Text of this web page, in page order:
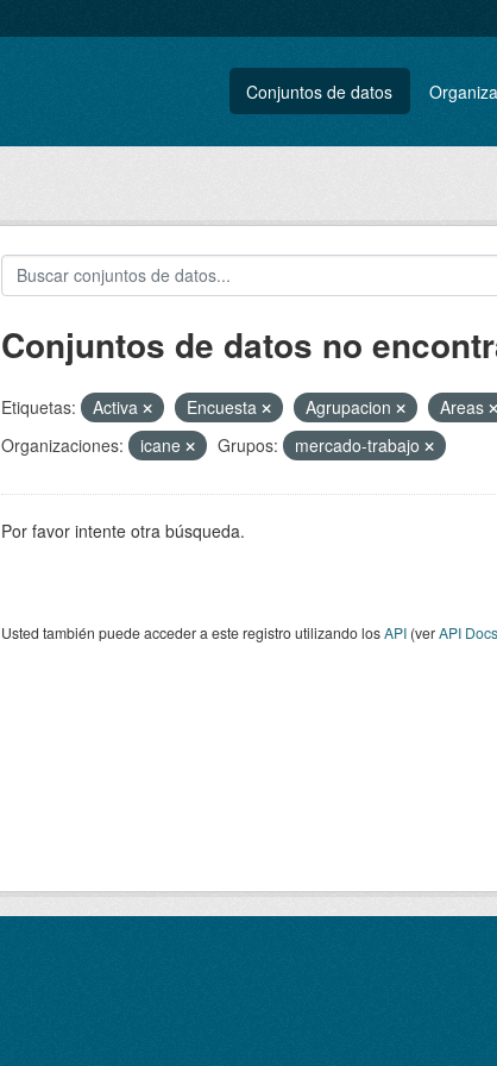
Conjuntos de datos
Conjuntos de datos no
Etiquetas: Activa Encuesta Agrupacion
Areas
Organizaciones:
icane Grupos: mercado-trabajo
Por favor intente otra búsqueda.
Usted también puede acceder a este registro utilizando losAPI(verAPI Docs